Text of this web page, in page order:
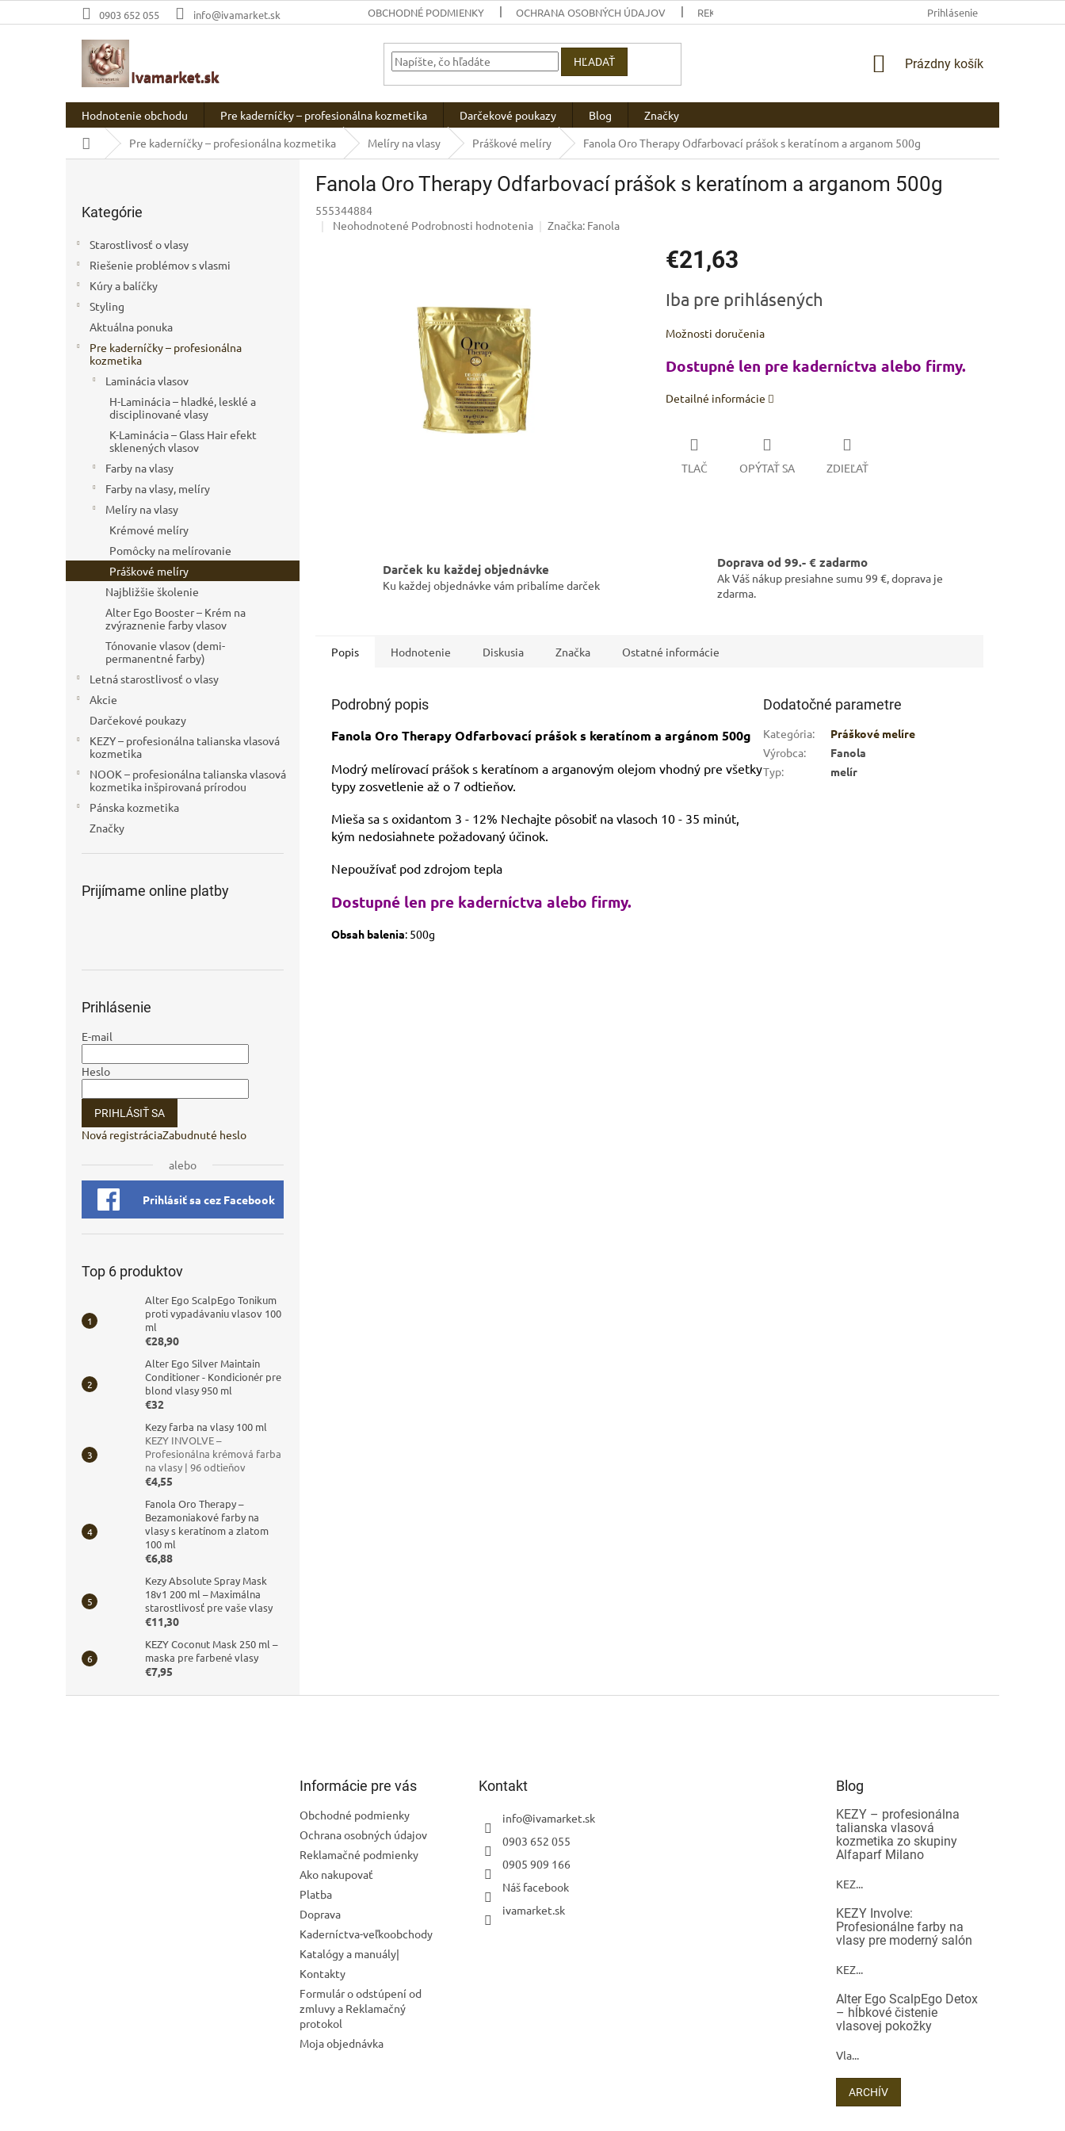
na
0903 652 055 info@ivamarket.sk OBCHODNÉ PODMIENKY OCHRANA OSOBNÝCH ÚDAJOV REKLAMAČNÉ PODMIENKY AKO NAKUPOVAŤ PLATBA
Prihlásenie
HĽADAŤ
NÁKUPNÝ
Prázdny košík
Hodnotenie obchodu Pre kaderníčky – profesionálna kozmetika Darčekové poukazy Blog
Značky
DomovPre kaderníčky – profesionálna kozmetika Melíry na vlasy Práškové melíry Fanola Oro Therapy Odfarbovací prášok s keratínom a arganom 500g
kategórie
Kategórie
Starostlivosť o vlasy
Riešenie problémov s vlasmi
Kúry a balíčky
Styling
Aktuálna ponuka
Pre kaderníčky – profesionálna
kozmetika
Laminácia vlasov
H-Laminácia – hladké, lesklé a
disciplinované vlasy
K-Laminácia – Glass Hair efekt
sklenených vlasov
Farby na vlasy
Farby na vlasy, melíry
Melíry na vlasy
Krémové melíry
Pomôcky na melírovanie
Práškové melíry
Najbližšie školenie
Alter Ego Booster – Krém na
zvýraznenie farby vlasov
Tónovanie vlasov (demi-
permanentné farby)
Letná starostlivosť o vlasy
Akcie
Darčekové poukazy
KEZY – profesionálna talianska vlasová
kozmetika
NOOK – profesionálna talianska vlasová
kozmetika inšpirovaná prírodou
Pánska kozmetika
Značky
Prijímame online platby
Prihlásenie
E-mail
Heslo
PRIHLÁSIŤ SA
Nová registráciaZabudnuté heslo
alebo
Prihlásiť sa cez Facebook
Top 6 produktov
Alter Ego ScalpEgo Tonikum
proti vypadávaniu vlasov 100
ml
€28,90
Alter Ego Silver Maintain
Conditioner - Kondicionér pre
blond vlasy 950 ml
€32
Kezy farba na vlasy 100 ml
KEZY INVOLVE –
Profesionálna krémová farba
na vlasy | 96 odtieňov
€4,55
Fanola Oro Therapy –
Bezamoniakové farby na
vlasy s keratínom a zlatom
100 ml
€6,88
Kezy Absolute Spray Mask
18v1 200 ml – Maximálna
starostlivosť pre vaše vlasy
€11,30
KEZY Coconut Mask 250 ml –
maska pre farbené vlasy
€7,95
Fanola Oro Therapy Odfarbovací prášok s keratínom a arganom 500g
555344884
Priemerné
Neohodnotené Podrobnosti hodnotenia Značka: Fanola
€21,63
cena:
Iba pre prihlásených
Možnosti doručenia
Dostupné len pre kaderníctva alebo firmy.
Detailné informácie
TLAČ OPÝTAŤ SA ZDIEĽAŤ
Darček ku každej objednávke
Ku každej objednávke vám pribalíme darček
Doprava od 99.- € zadarmo
Ak Váš nákup presiahne sumu 99 €, doprava je
zdarma.
Popis Hodnotenie Diskusia Značka Ostatné informácie
Podrobný popis
Fanola Oro Therapy Odfarbovací prášok s keratínom a argánom 500g
Modrý melírovací prášok s keratínom a arganovým olejom vhodný pre všetky
typy zosvetlenie až o 7 odtieňov.
Mieša sa s oxidantom 3 - 12% Nechajte pôsobiť na vlasoch 10 - 35 minút,
kým nedosiahnete požadovaný účinok.
Nepoužívať pod zdrojom tepla
Dostupné len pre kaderníctva alebo firmy.
Obsah balenia: 500g
Dodatočné parametre
Kategória:
Práškové melíre
Výrobca:
Fanola
Typ: melír
Informácie pre vás
Obchodné podmienky
Ochrana osobných údajov
Reklamačné podmienky
Ako nakupovať
Platba
Doprava
Kaderníctva-veľkoobchody
Katalógy a manuály|
Kontakty
Formulár o odstúpení od
zmluvy a Reklamačný
protokol
Moja objednávka
Kontakt
info@ivamarket.sk
0903 652 055
0905 909 166
Náš facebook
ivamarket.sk
Blog
KEZY – profesionálna
talianska vlasová
kozmetika zo skupiny
Alfaparf Milano
KEZ...
KEZY Involve:
Profesionálne farby na
vlasy pre moderný salón
KEZ...
Alter Ego ScalpEgo Detox
– hĺbkové čistenie
vlasovej pokožky
Vla...
ARCHÍV
IVAMARKET poradca